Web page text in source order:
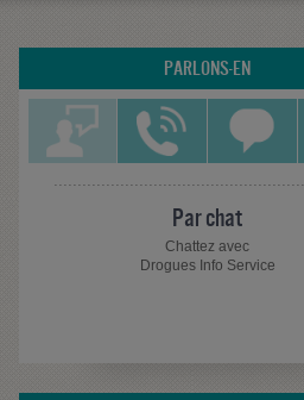
PARLONS-EN
Par chat
Chattez avec
Drogues Info Service